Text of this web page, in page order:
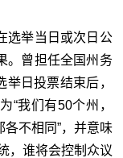
选举当日或次日公
。曾担任全国州务
日投票结束后，
“我们有50个州，
不相同”，并意味
，谁将会控制众议